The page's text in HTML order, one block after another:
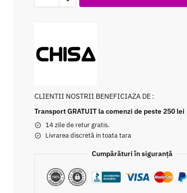
CLIENTII NOSTRII BENEFICIAZA DE :
Transport GRATUIT la comenzi de peste 250 lei
14 zile de retur gratis.
Livrarea discretă in toata tara
Cumpărături în siguranță